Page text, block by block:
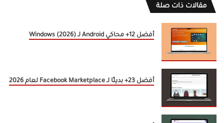
مقالات ذات صلة
أفضل 12+ محاكي Android لـ Windows (2026)
أفضل 23+ بديلًا لـ Facebook Marketplace لعام 2026